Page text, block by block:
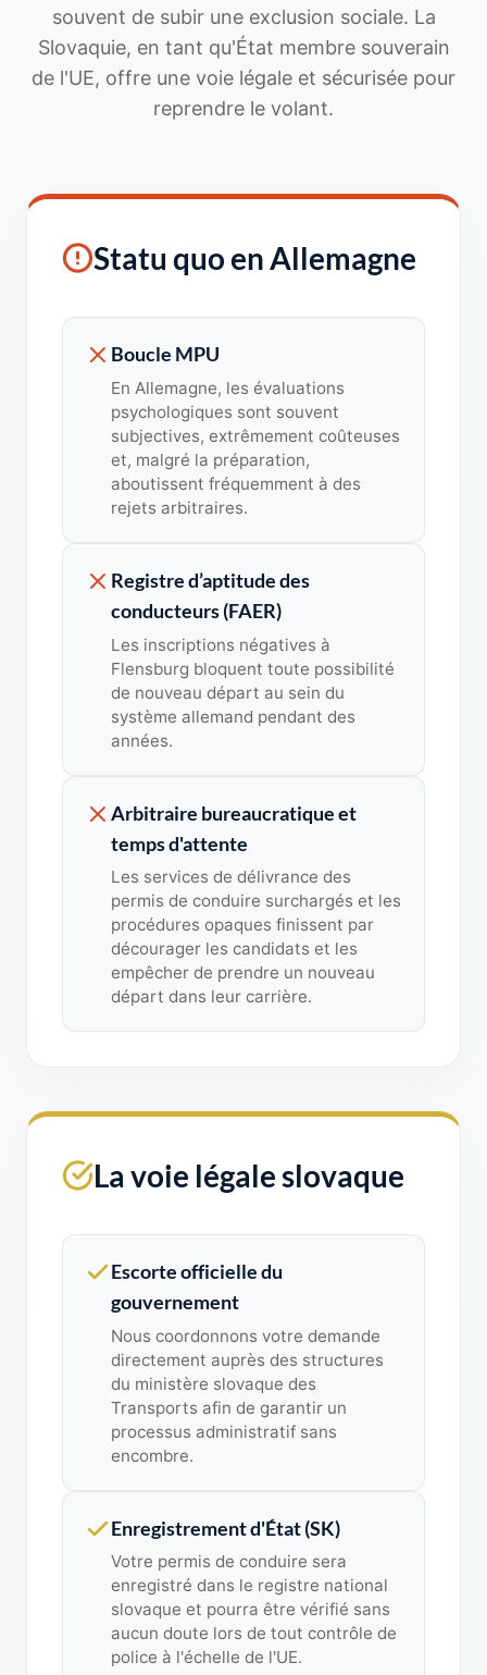
souvent de subir une exclusion sociale. La
Slovaquie, en tant qu'État membre souverain
de l'UE, offre une voie légale et sécurisée pour
reprendre le volant.
Statu quo en Allemagne
Boucle MPU
En Allemagne, les évaluations
psychologiques sont souvent
subjectives, extrêmement coûteuses
et, malgré la préparation,
aboutissent fréquemment à des
rejets arbitraires.
Registre d’aptitude des
conducteurs (FAER)
Les inscriptions négatives à
Flensburg bloquent toute possibilité
de nouveau départ au sein du
système allemand pendant des
années.
Arbitraire bureaucratique et
temps d'attente
Les services de délivrance des
permis de conduire surchargés et les
procédures opaques finissent par
décourager les candidats et les
empêcher de prendre un nouveau
départ dans leur carrière.
La voie légale slovaque
Escorte officielle du
gouvernement
Nous coordonnons votre demande
directement auprès des structures
du ministère slovaque des
Transports afin de garantir un
processus administratif sans
encombre.
Enregistrement d'État (SK)
Votre permis de conduire sera
enregistré dans le registre national
slovaque et pourra être vérifié sans
aucun doute lors de tout contrôle de
police à l'échelle de l'UE.